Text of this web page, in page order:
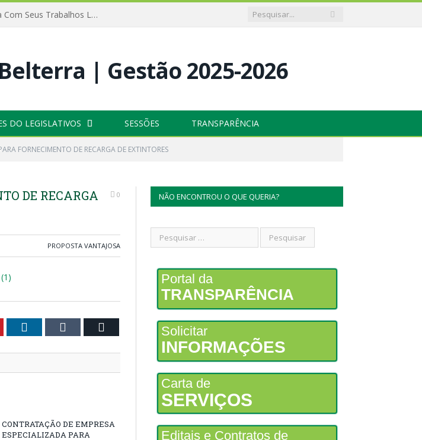
Câmara de Vereadores de Belterra Retorna Com Seus Trabalhos Legislativos
DO LEGISLATIVOS SESSÕES TRANSPARÊNCIA
FORNECIMENTO DE RECARGA DE EXTINTORES
DE RECARGA
0
PROPOSTA VANTAJOSA
LinkedIn Tumblr
CONTRATAÇÃO DE EMPRESA
ESPECIALIZADA PARA
NÃO ENCONTROU O QUE QUERIA?
Portal da
TRANSPARÊNCIA
Solicitar
INFORMAÇÕES
Carta de
SERVIÇOS
Editais e Contratos de